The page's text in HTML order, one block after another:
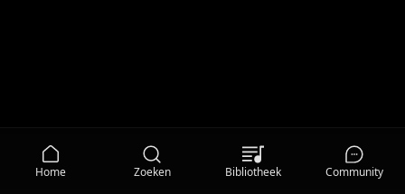
Home Zoeken Bibliotheek Community